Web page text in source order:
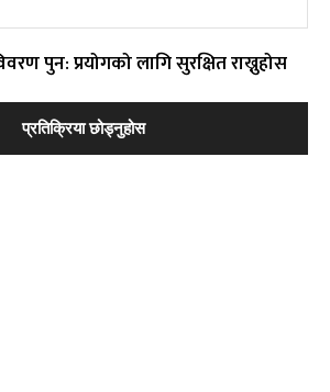
पुन: प्रयोगको लागि सुरक्षित राख्नुहोस